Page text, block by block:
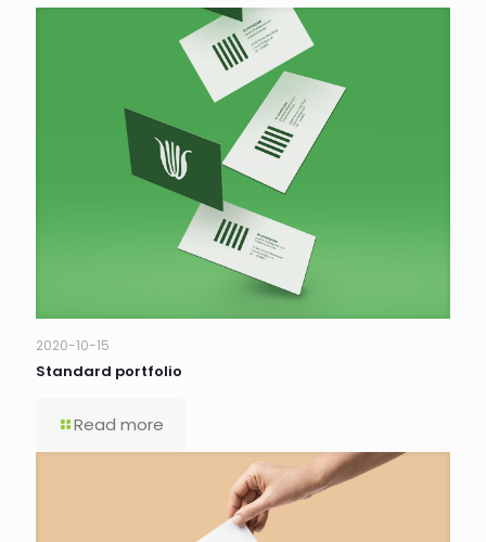
2020-10-15
Standard portfolio
Read more